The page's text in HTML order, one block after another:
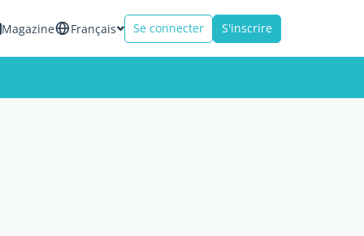
Magazine Français Se connecter S'inscrire